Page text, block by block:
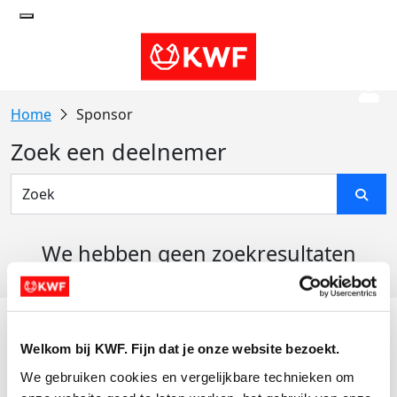
Welkom bij KWF. Fijn dat je onze website bezoekt.
We gebruiken cookies en vergelijkbare technieken om
Sponsor
Zoek een deelnemer
We hebben geen zoekresultaten
Actiematerialen
Evenementen